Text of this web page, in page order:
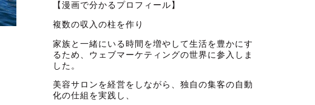
【漫画で分かるプロフィール】
複数の収入の柱を作り
家族と一緒にいる時間を増やして生活を豊かにす
るため、ウェブマーケティングの世界に参入しま
した。
美容サロンを経営をしながら、独自の集客の自動
化の仕組を実践し、